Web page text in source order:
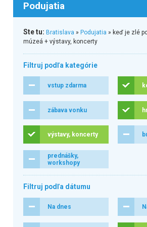
Podujatia
Ste tu: Bratislava » Podujatia » keď je zlé
múzeá + výstavy, koncerty
Filtruj podľa kategórie
vstup zdarma
zábava vonku
výstavy, koncerty
prednášky,
workshopy
Filtruj podľa dátumu
Na dnes